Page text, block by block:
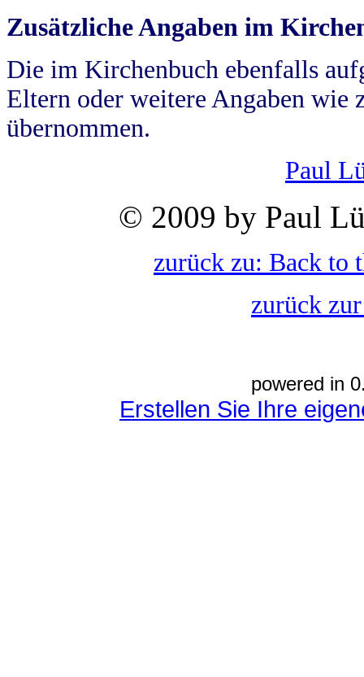
Zusätzliche Angaben im
Die im Kirchenbuch ebenfalls
Eltern oder weitere Angaben wie
übernommen.
Paul
© 2009 by Paul
zurück zu: Back to
zurück
powered in
Erstellen Sie Ihre